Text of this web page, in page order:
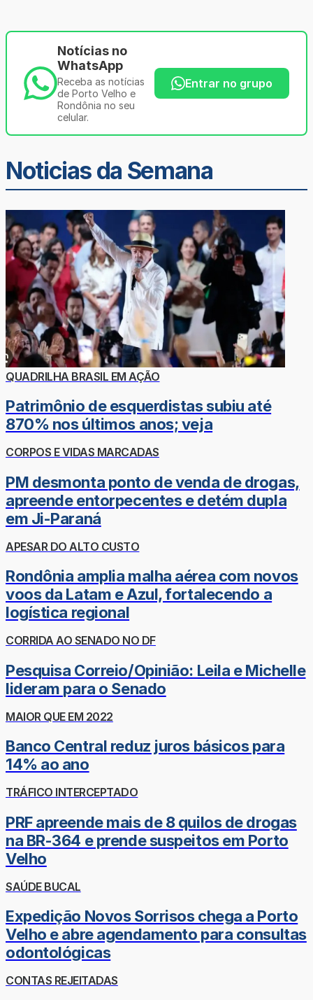
Notícias no
WhatsApp
Receba as notícias
de Porto Velho e
Rondônia no seu
celular.
Entrar no grupo
Noticias da Semana
QUADRILHA BRASIL EM AÇÃO
Patrimônio de esquerdistas subiu até
870% nos últimos anos; veja
CORPOS E VIDAS MARCADAS
PM desmonta ponto de venda de drogas,
apreende entorpecentes e detém dupla
em Ji-Paraná
APESAR DO ALTO CUSTO
Rondônia amplia malha aérea com novos
voos da Latam e Azul, fortalecendo a
logística regional
CORRIDA AO SENADO NO DF
Pesquisa Correio/Opinião: Leila e Michelle
lideram para o Senado
MAIOR QUE EM 2022
Banco Central reduz juros básicos para
14% ao ano
TRÁFICO INTERCEPTADO
PRF apreende mais de 8 quilos de drogas
na BR-364 e prende suspeitos em Porto
Velho
SAÚDE BUCAL
Expedição Novos Sorrisos chega a Porto
Velho e abre agendamento para consultas
odontológicas
CONTAS REJEITADAS